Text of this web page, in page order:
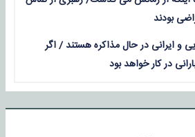
بودند
و ایرانی در حال مذاکره هستند / اگر
در کار خواهد بود